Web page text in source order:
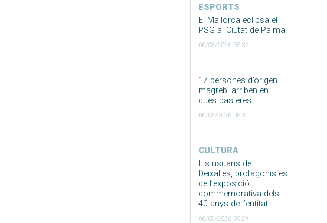
ESPORTS
El Mallorca eclipsa el
PSG al Ciutat de Palma
06/08/2026 05:36
17 persones d’origen
magrebí arriben en
dues pasteres
06/08/2026 05:31
CULTURA
Els usuaris de
Deixalles, protagonistes
de l’exposició
commemorativa dels
40 anys de l’entitat
06/08/2026 05:29